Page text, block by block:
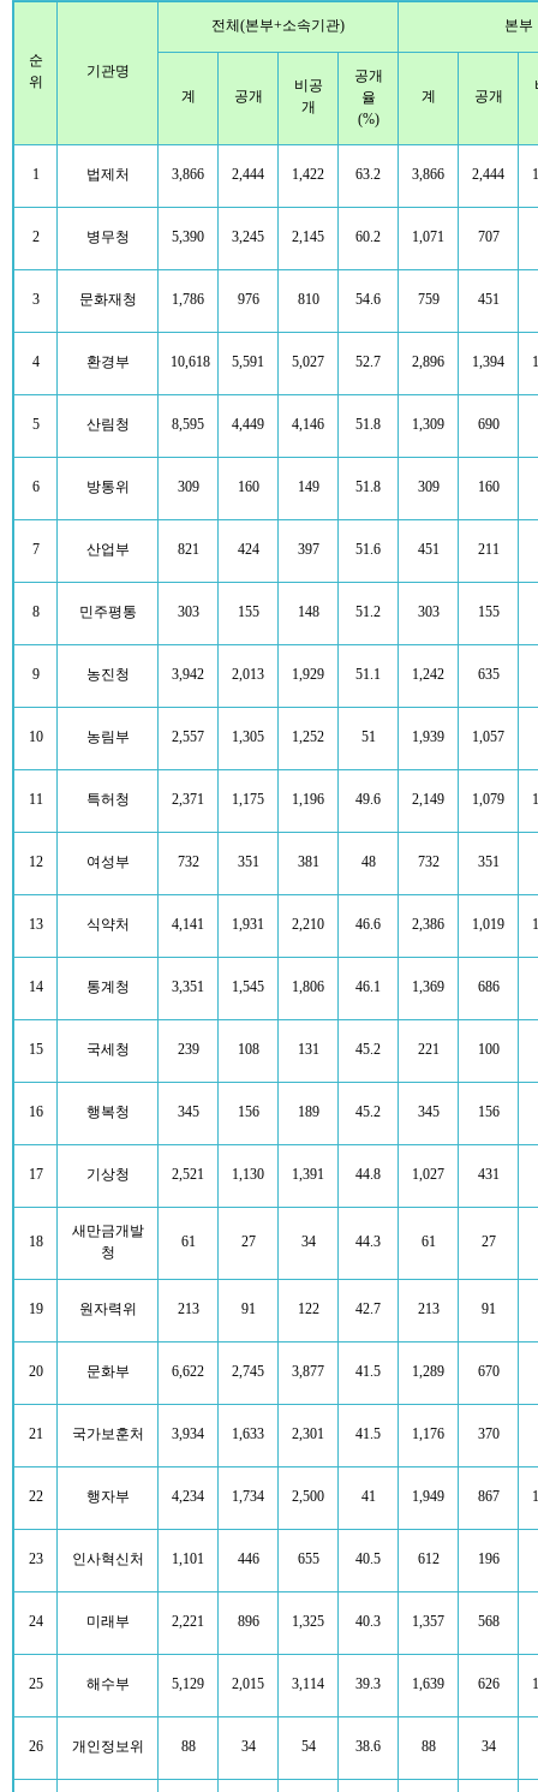
순
위
기관명
전체(본부+소속기관) 본부
계 공개
비공
개
공개
율
(%)
계 공개
1 법제처 3,866 2,444 1,422 63.2 3,866 2,444
2 병무청 5,390 3,245 2,145 60.2 1,071 707
3 문화재청 1,786 976 810 54.6 759 451
4 환경부 10,618 5,591 5,027 52.7 2,896 1,394
5 산림청 8,595 4,449 4,146 51.8 1,309 690
6 방통위 309 160 149 51.8 309 160
7 산업부 821 424 397 51.6 451 211
8 민주평통 303 155 148 51.2 303 155
9 농진청 3,942 2,013 1,929 51.1 1,242 635
10 농림부 2,557 1,305 1,252 51 1,939 1,057
11 특허청 2,371 1,175 1,196 49.6 2,149 1,079
12 여성부 732 351 381 48 732 351
13 식약처 4,141 1,931 2,210 46.6 2,386 1,019
14 통계청 3,351 1,545 1,806 46.1 1,369 686
15 국세청 239 108 131 45.2 221 100
16 행복청 345 156 189 45.2 345 156
17 기상청 2,521 1,130 1,391 44.8 1,027 431
18
새만금개발
청
61 27 34 44.3 61 27
19 원자력위 213 91 122 42.7 213 91
20 문화부 6,622 2,745 3,877 41.5 1,289 670
21 국가보훈처 3,934 1,633 2,301 41.5 1,176 370
22 행자부 4,234 1,734 2,500 41 1,949 867
23 인사혁신처 1,101 446 655 40.5 612 196
24 미래부 2,221 896 1,325 40.3 1,357 568
25 해수부 5,129 2,015 3,114 39.3 1,639 626
26 개인정보위 88 34 54 38.6 88 34